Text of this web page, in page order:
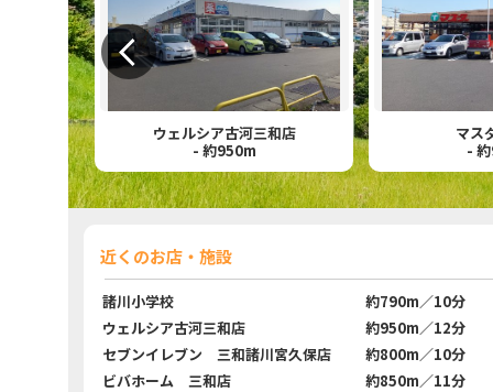
ウェルシア古河三和店
- 約950m
マス
-
近くのお店・施設
諸川小学校
約790m／10分
ウェルシア古河三和店
約950m／12分
セブンイレブン 三和諸川宮久保店
約800m／10分
ビバホーム 三和店
約850m／11分